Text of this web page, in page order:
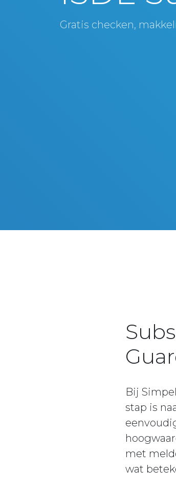
Gratis checken,
Bij
stap is
met
wat